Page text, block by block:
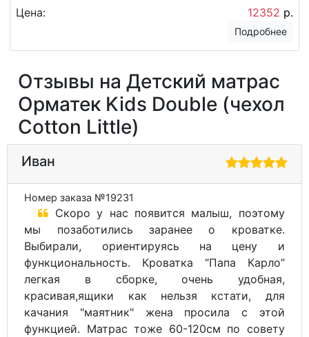
Цена: 12352 р.
Подробнее
Отзывы на Детский матрас
Орматек Kids Double (чехол
Cotton Little)
Иван
Номер заказа №19231
Скоро у нас появится малыш, поэтому
мы позаботились заранее о кроватке.
Выбирали, ориентируясь на цену и
функциональность. Кроватка “Папа Карло”
легкая в сборке, очень удобная,
красивая,ящики как нельзя кстати, для
качания "маятник" жена просила с этой
функцией. Матрас тоже 60-120см по совету